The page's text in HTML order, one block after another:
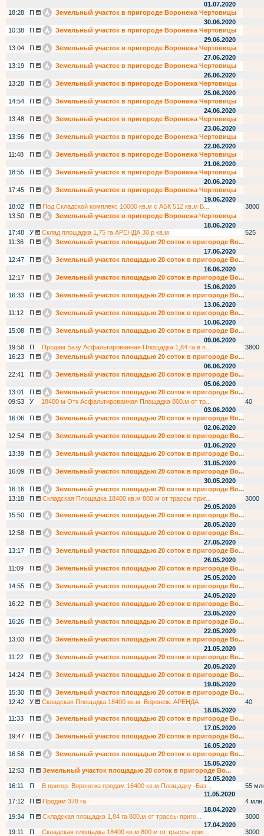
01.07.2020
18:28
П
Земельный участок в пригороде Воронежа Чертовицы
30.06.2020
10:38
П
Земельный участок в пригороде Воронежа Чертовицы
29.06.2020
13:04
П
Земельный участок в пригороде Воронежа Чертовицы
27.06.2020
13:19
П
Земельный участок в пригороде Воронежа Чертовицы
26.06.2020
13:28
П
Земельный участок в пригороде Воронежа Чертовицы
25.06.2020
14:54
П
Земельный участок в пригороде Воронежа Чертовицы
24.06.2020
13:48
П
Земельный участок в пригороде Воронежа Чертовицы
23.06.2020
13:56
П
Земельный участок в пригороде Воронежа Чертовицы
22.06.2020
11:48
П
Земельный участок в пригороде Воронежа Чертовицы
21.06.2020
18:55
П
Земельный участок в пригороде Воронежа Чертовицы
20.06.2020
17:45
П
Земельный участок в пригороде Воронежа Чертовицы
19.06.2020
18:02
П Под Складской комплекс 10000 кв.м с АБК 512 кв.м В...
3800
13:50
П
Земельный участок в пригороде Воронежа Чертовицы
18.06.2020
17:48
У Склад площадка 1,75 га АРЕНДА 30.р кв.м
525
11:36
П
Земельный участок площадью 20 соток в пригороде Во...
17.06.2020
12:47
П
Земельный участок площадью 20 соток в пригороде Во...
16.06.2020
12:17
П
Земельный участок площадью 20 соток в пригороде Во...
15.06.2020
16:33
П
Земельный участок площадью 20 соток в пригороде Во...
13.06.2020
11:12
П
Земельный участок площадью 20 соток в пригороде Во...
10.06.2020
15:08
П
Земельный участок площадью 20 соток в пригороде Во...
09.06.2020
19:58
П Продам Базу Асфальтированная Площадка 1,84 га в п...
3800
16:23
П
Земельный участок площадью 20 соток в пригороде Во...
06.06.2020
22:41
П
Земельный участок площадью 20 соток в пригороде Во...
05.06.2020
13:01
П
Земельный участок площадью 20 соток в пригороде Во...
09:53
У 18400 м Отк Асфальтированная Площадка 800.м от тр...
40
03.06.2020
16:06
П
Земельный участок площадью 20 соток в пригороде Во...
02.06.2020
12:54
П
Земельный участок площадью 20 соток в пригороде Во...
01.06.2020
13:39
П
Земельный участок площадью 20 соток в пригороде Во...
31.05.2020
16:09
П
Земельный участок площадью 20 соток в пригороде Во...
30.05.2020
16:16
П
Земельный участок площадью 20 соток в пригороде Во...
13:18
П Складская Площадка 18400 кв.м 800.м от трассы приг...
3000
29.05.2020
15:50
П
Земельный участок площадью 20 соток в пригороде Во...
28.05.2020
12:58
П
Земельный участок площадью 20 соток в пригороде Во...
27.05.2020
13:17
П
Земельный участок площадью 20 соток в пригороде Во...
26.05.2020
11:09
П
Земельный участок площадью 20 соток в пригороде Во...
25.05.2020
14:55
П
Земельный участок площадью 20 соток в пригороде Во...
24.05.2020
16:22
П
Земельный участок площадью 20 соток в пригороде Во...
23.05.2020
16:26
П
Земельный участок площадью 20 соток в пригороде Во...
22.05.2020
13:03
П
Земельный участок площадью 20 соток в пригороде Во...
21.05.2020
11:22
П
Земельный участок площадью 20 соток в пригороде Во...
20.05.2020
14:24
П
Земельный участок площадью 20 соток в пригороде Во...
19.05.2020
15:30
П
Земельный участок площадью 20 соток в пригороде Во...
12:42
У Складская Площадка 18400 кв.м .Воронеж. АРЕНДА
40
18.05.2020
11:33
П
Земельный участок площадью 20 соток в пригороде Во...
17.05.2020
19:47
П
Земельный участок площадью 20 соток в пригороде Во...
16.05.2020
16:56
П
Земельный участок площадью 20 соток в пригороде Во...
15.05.2020
12:53
П
Земельный участок площадью 20 соток в пригороде Во...
12.05.2020
16:11
П В пригор. Воронежа продам 18400 кв.м Площадку -Баз...
55
11.05.2020
17:12
П Продам 378 га
4 млн.
18.04.2020
19:34
П Складская площадка 1,84 га 800.м от трассы приго...
3000
17.04.2020
19:11
П Складская площадка 18400 кв.м 800.м от трассы приг...
3000